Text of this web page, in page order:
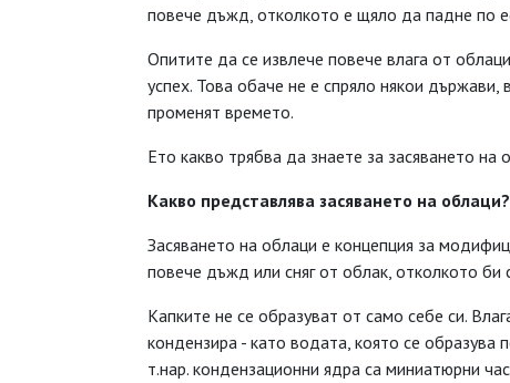
повече дъжд, отколкото е щяло да падне по
Опитите да се извлече повече влага от
успех. Това обаче не е спряло някои
променят времето.
Ето какво трябва да знаете за засяването на
Какво представлява засяването на облаци?
Засяването на облаци е концепция за
повече дъжд или сняг от облак, отколкото би
Капките не се образуват от само себе си.
кондензира - като водата, която се
т.нар. кондензационни ядра са миниатюрни